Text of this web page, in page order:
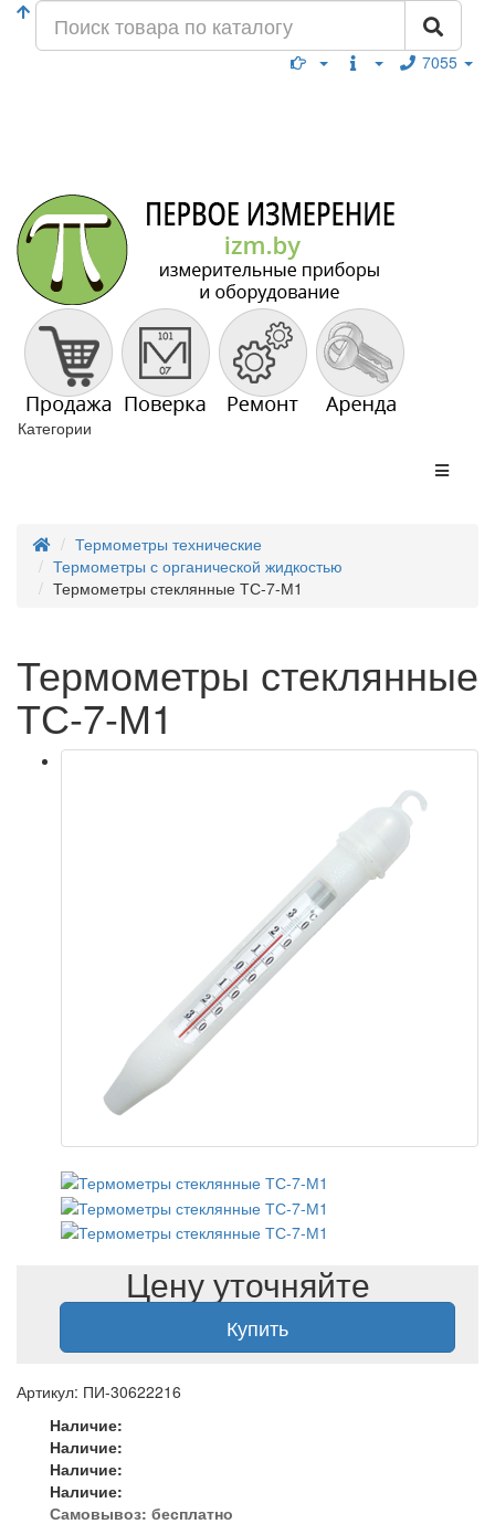
7055
Категории
Термометры технические
Термометры с органической жидкостью
Термометры стеклянные ТС-7-М1
Термометры стеклянные
ТС-7-М1
Цену уточняйте
Купить
Артикул: ПИ-30622216
Наличие:
Наличие:
Наличие:
Наличие:
Самовывоз: бесплатно